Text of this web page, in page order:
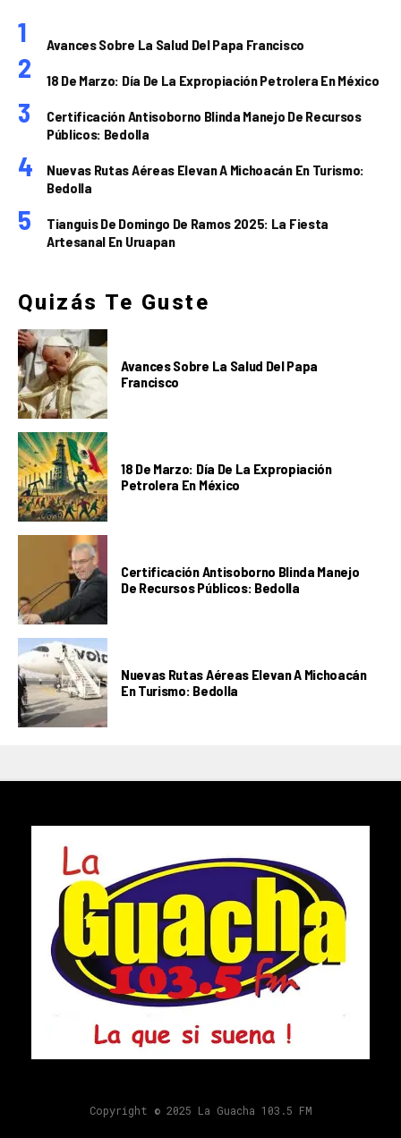
Avances Sobre La Salud Del Papa Francisco
18 De Marzo: Día De La Expropiación Petrolera En México
Certificación Antisoborno Blinda Manejo De Recursos
Públicos: Bedolla
Nuevas Rutas Aéreas Elevan A Michoacán En Turismo:
Bedolla
Tianguis De Domingo De Ramos 2025: La Fiesta
Artesanal En Uruapan
Quizás Te Guste
Avances Sobre La Salud Del Papa
Francisco
18 De Marzo: Día De La Expropiación
Petrolera En México
Certificación Antisoborno Blinda Manejo
De Recursos Públicos: Bedolla
Nuevas Rutas Aéreas Elevan A Michoacán
En Turismo: Bedolla
Copyright © 2025 La Guacha 103.5 FM